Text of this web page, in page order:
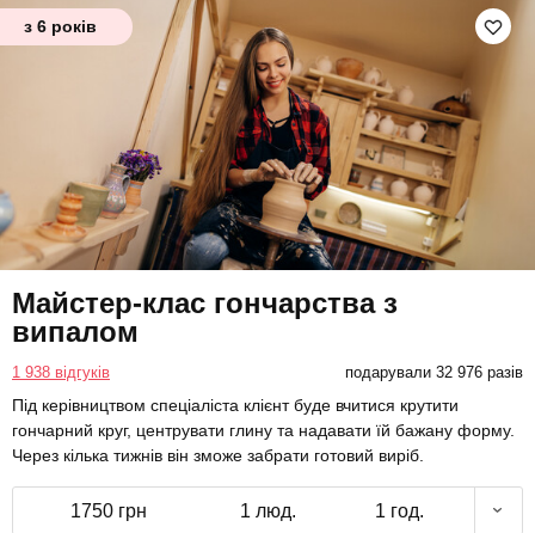
з 6 років
Майстер-клас гончарства з
випалом
1 938 відгуків подарували 32 976 разів
Під керівництвом спеціаліста клієнт буде вчитися крутити
гончарний круг, центрувати глину та надавати їй бажану форму.
Через кілька тижнів він зможе забрати готовий виріб.
1750 грн 1 люд. 1 год.